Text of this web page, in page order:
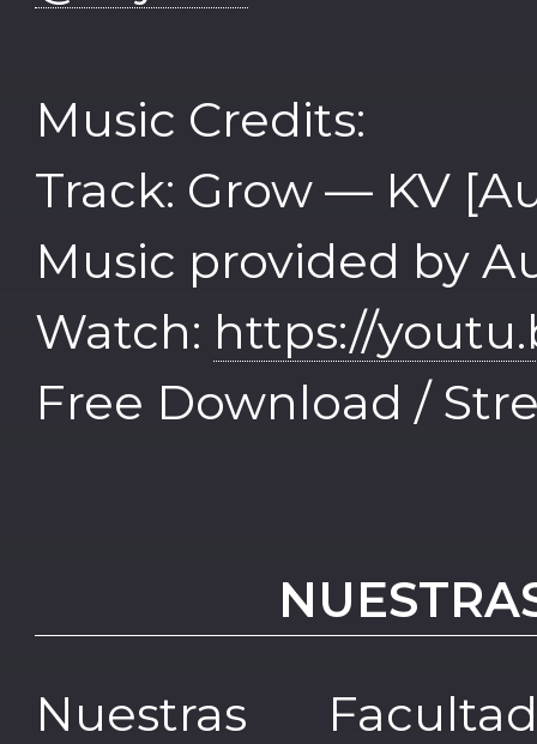
Music Credits:
Track: Grow — KV
Music provided by
Watch: https://
Free Download /
Nuestras